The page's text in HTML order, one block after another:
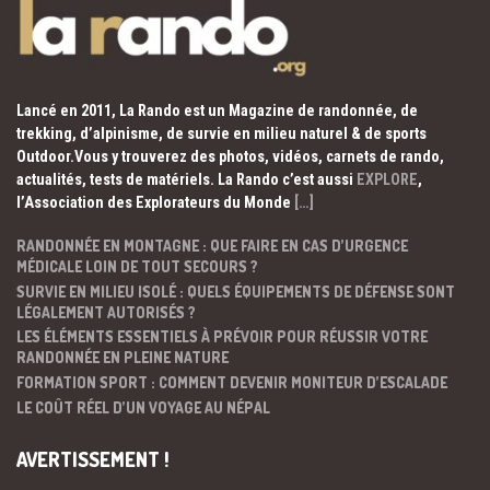
Lancé en 2011, La Rando est un Magazine de randonnée, de
trekking, d’alpinisme, de survie en milieu naturel & de sports
Outdoor.Vous y trouverez des photos, vidéos, carnets de rando,
actualités, tests de matériels. La Rando c’est aussi EXPLORE,
l’Association des Explorateurs du Monde […]
RANDONNÉE EN MONTAGNE : QUE FAIRE EN CAS D’URGENCE
MÉDICALE LOIN DE TOUT SECOURS ?
SURVIE EN MILIEU ISOLÉ : QUELS ÉQUIPEMENTS DE DÉFENSE SONT
LÉGALEMENT AUTORISÉS ?
LES ÉLÉMENTS ESSENTIELS À PRÉVOIR POUR RÉUSSIR VOTRE
RANDONNÉE EN PLEINE NATURE
FORMATION SPORT : COMMENT DEVENIR MONITEUR D’ESCALADE
LE COÛT RÉEL D’UN VOYAGE AU NÉPAL
AVERTISSEMENT !